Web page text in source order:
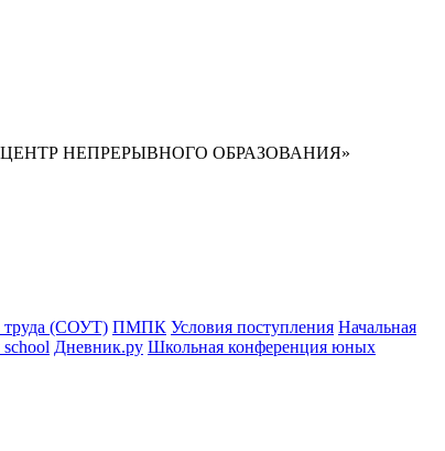
НЕПРЕРЫВНОГО ОБРАЗОВАНИЯ»
труда (СОУТ) ПМПК Условия поступления Начальная
Дневник.ру Школьная конференция юных